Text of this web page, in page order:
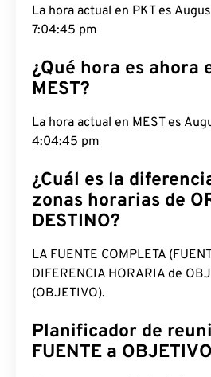
La hora actual en PKT es
7:04:46 pm
¿Qué hora es ahora
MEST?
La hora actual en MEST es
4:04:46 pm
¿Cuál es la
zonas horarias de
DESTINO?
LA FUENTE COMPLETA
DIFERENCIA HORARIA de
(OBJETIVO).
Planificador de
FUENTE a OBJETIVO